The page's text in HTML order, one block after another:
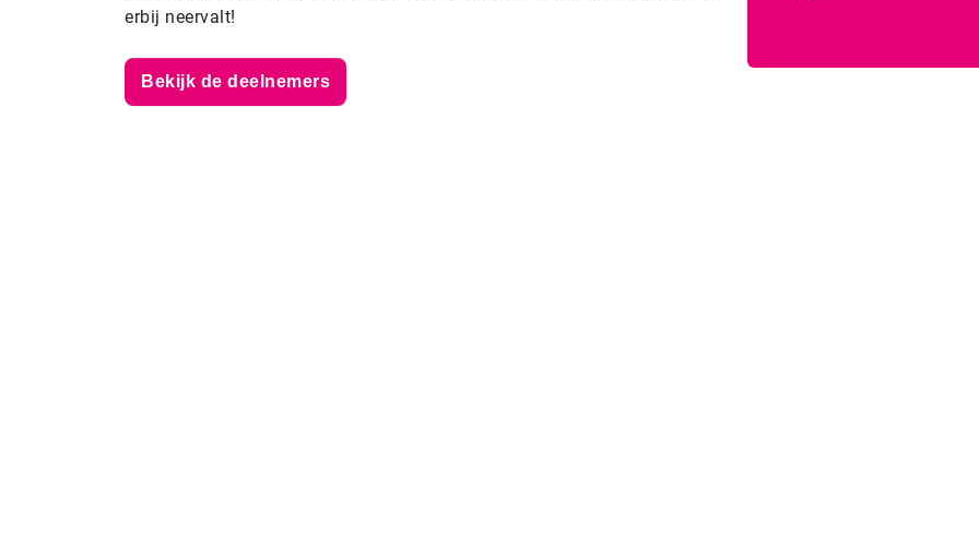
erbij neervalt!
Bekijk de deelnemers